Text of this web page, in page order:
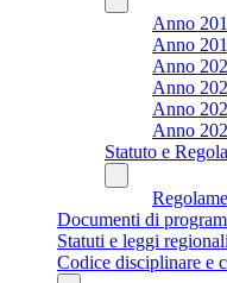
Anno
Anno
Anno
Anno
Anno
Anno
Statuto e
Documenti di
Statuti e leggi regionali
Codice disciplinare e